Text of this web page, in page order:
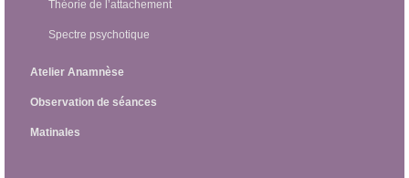
Théorie de l’attachement
Spectre psychotique
Atelier Anamnèse
Observation de séances
Matinales